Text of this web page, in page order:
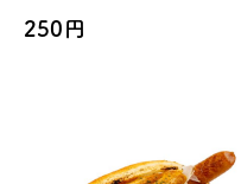
250円